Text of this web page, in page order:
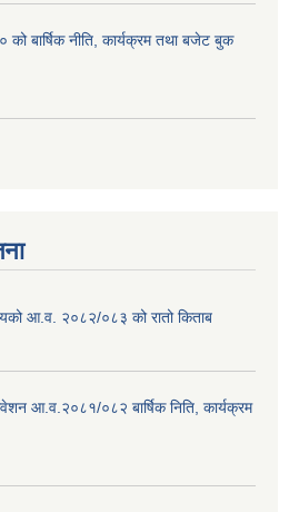
बार्षिक नीति, कार्यक्रम तथा बजेट बुक
आ.व. २०८२/०८३ को रातो किताब
आ.व.२०८१/०८२ बार्षिक निति, कार्यक्रम